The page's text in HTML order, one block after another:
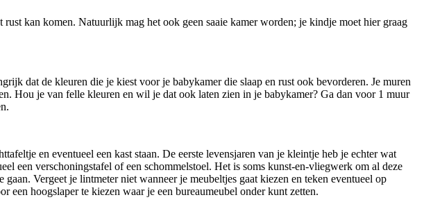
kan komen. Natuurlijk mag het ook geen saaie kamer worden; je kindje moet hier graag
dat de kleuren die je kiest voor je babykamer die slaap en rust ook bevorderen. Je muren
Hou je van felle kleuren en wil je dat ook laten zien in je babykamer? Ga dan voor 1 muur
en eventueel een kast staan. De eerste levensjaren van je kleintje heb je echter wat
een verschoningstafel of een schommelstoel. Het is soms kunst-en-vliegwerk om al deze
Vergeet je lintmeter niet wanneer je meubeltjes gaat kiezen en teken eventueel op
hoogslaper te kiezen waar je een bureaumeubel onder kunt zetten.